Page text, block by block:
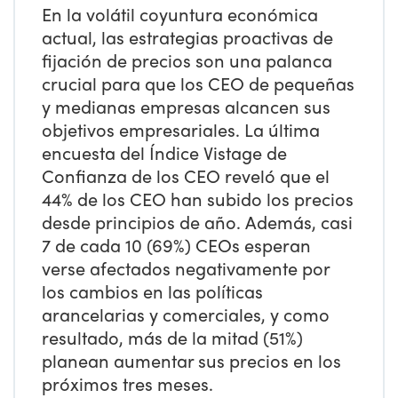
En la volátil coyuntura económica
actual, las estrategias proactivas de
fijación de precios son una palanca
crucial para que los CEO de pequeñas
y medianas empresas alcancen sus
objetivos empresariales. La última
encuesta del Índice Vistage de
Confianza de los CEO reveló que el
44% de los CEO han subido los precios
desde principios de año. Además, casi
7 de cada 10 (69%) CEOs esperan
verse afectados negativamente por
los cambios en las políticas
arancelarias y comerciales, y como
resultado, más de la mitad (51%)
planean aumentar sus precios en los
próximos tres meses.